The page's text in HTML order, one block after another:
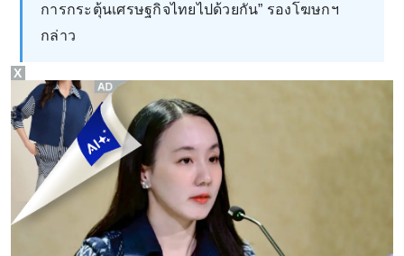
การกระตุ้นเศรษฐกิจไทยไปด้วยกัน” รองโฆษกฯ
กล่าว
X